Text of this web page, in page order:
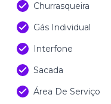
Churrasqueira
Gás Individual
Interfone
Sacada
Área De Serviço